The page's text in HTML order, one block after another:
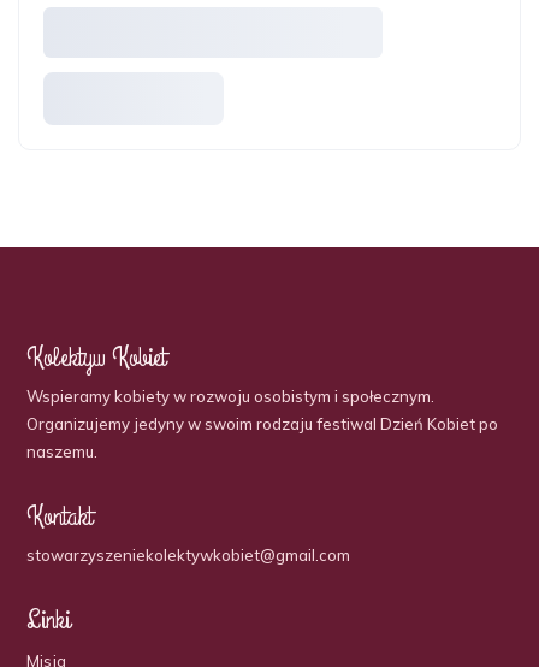
Kolektyw Kobiet
Wspieramy kobiety w rozwoju osobistym i społecznym.
Organizujemy jedyny w swoim rodzaju festiwal Dzień Kobiet po
naszemu.
Kontakt
stowarzyszeniekolektywkobiet@gmail.com
Linki
Misja